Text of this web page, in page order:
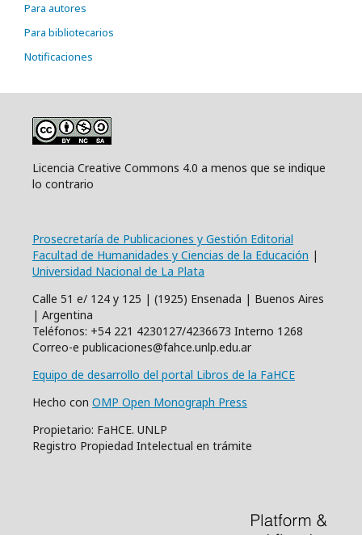
Para autores
Para bibliotecarios
Notificaciones
Licencia Creative Commons 4.0 a menos que se indique
lo contrario
Prosecretaría de Publicaciones y Gestión Editorial
Facultad de Humanidades y Ciencias de la Educación |
Universidad Nacional de La Plata
Calle 51 e/ 124 y 125 | (1925) Ensenada | Buenos Aires
| Argentina
Teléfonos: +54 221 4230127/4236673 Interno 1268
Correo-e publicaciones@fahce.unlp.edu.ar
Equipo de desarrollo del portal Libros de la FaHCE
Hecho con OMP Open Monograph Press
Propietario: FaHCE. UNLP
Registro Propiedad Intelectual en trámite